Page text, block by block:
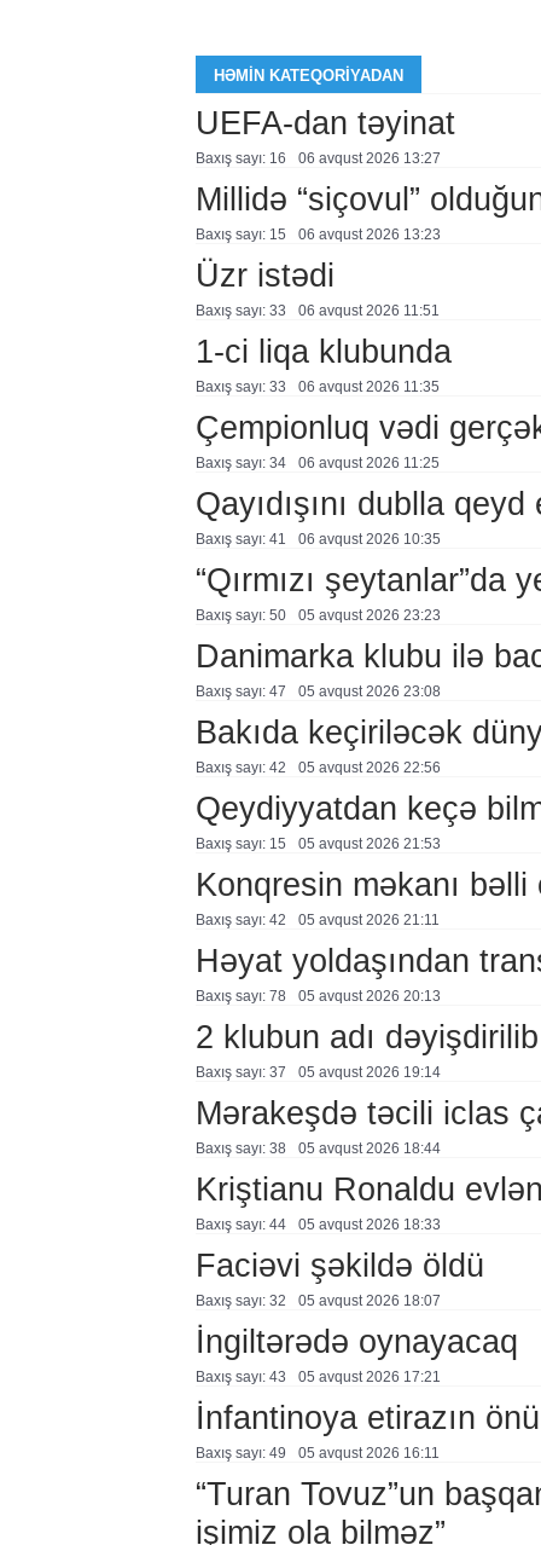
HƏMIN KATEQORIYADAN
UEFA-dan təyinat
Baxış sayı: 16 06 avqust 2026 13:27
Millidə “siçovul”
Baxış sayı: 15 06 avqust 2026 13:23
Üzr istədi
Baxış sayı: 33 06 avqust 2026 11:51
1-ci liqa klubunda
Baxış sayı: 33 06 avqust 2026 11:35
Çempionluq vədi
Baxış sayı: 34 06 avqust 2026 11:25
Qayıdışını dublla qeyd
Baxış sayı: 41 06 avqust 2026 10:35
“Qırmızı şeytanlar”da
Baxış sayı: 50 05 avqust 2026 23:23
Danimarka klubu ilə
Baxış sayı: 47 05 avqust 2026 23:08
Bakıda keçiriləcək
Baxış sayı: 42 05 avqust 2026 22:56
Qeydiyyatdan keçə
Baxış sayı: 15 05 avqust 2026 21:53
Konqresin məkanı bəlli
Baxış sayı: 42 05 avqust 2026 21:11
Həyat yoldaşından
Baxış sayı: 78 05 avqust 2026 20:13
2 klubun adı dəyişdirilib
Baxış sayı: 37 05 avqust 2026 19:14
Mərakeşdə təcili iclas
Baxış sayı: 38 05 avqust 2026 18:44
Kriştianu Ronaldu
Baxış sayı: 44 05 avqust 2026 18:33
Faciəvi şəkildə öldü
Baxış sayı: 32 05 avqust 2026 18:07
İngiltərədə oynayacaq
Baxış sayı: 43 05 avqust 2026 17:21
İnfantinoya etirazın
Baxış sayı: 49 05 avqust 2026 16:11
“Turan Tovuz”un
işimiz ola bilməz”